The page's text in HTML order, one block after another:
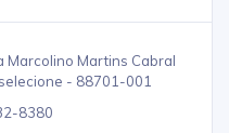
Marcolino Martins Cabral
- 88701-001
8380